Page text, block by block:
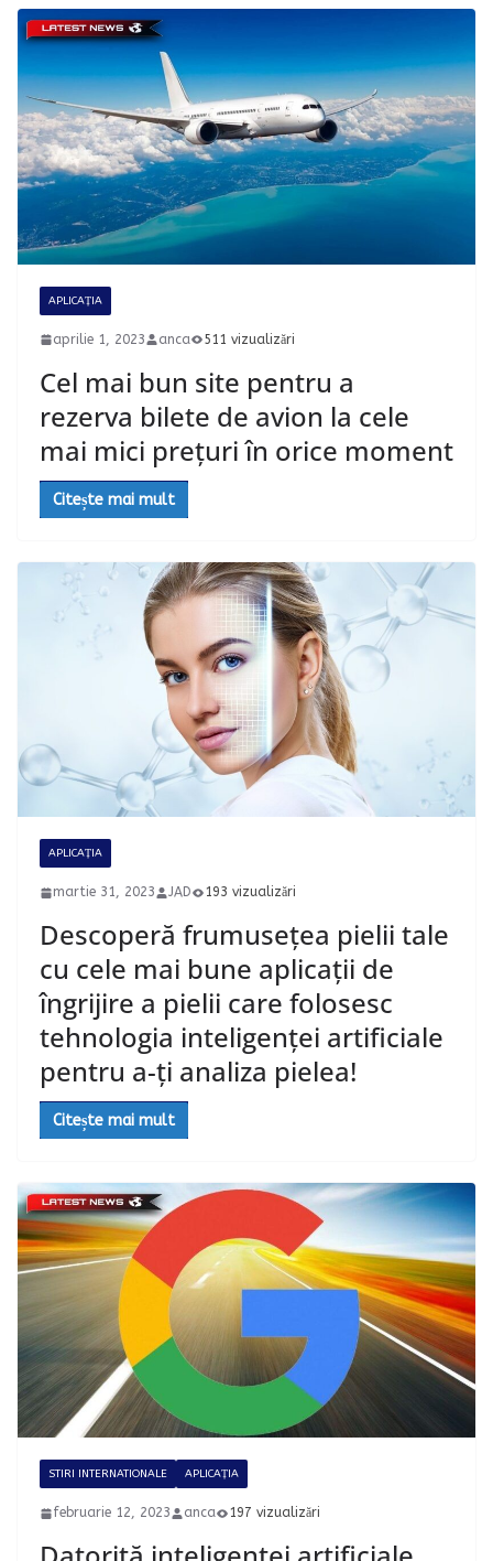
APLICAȚIA
aprilie 1, 2023 anca 511 vizualizări
Cel mai bun site pentru a
rezerva bilete de avion la cele
mai mici prețuri în orice moment
Citește mai mult
APLICAȚIA
martie 31, 2023 JAD 193 vizualizări
Descoperă frumusețea pielii tale
cu cele mai bune aplicații de
îngrijire a pielii care folosesc
tehnologia inteligenței artificiale
pentru a-ți analiza pielea!
Citește mai mult
STIRI INTERNATIONALE APLICAȚIA
februarie 12, 2023 anca 197 vizualizări